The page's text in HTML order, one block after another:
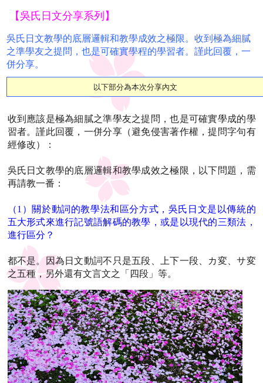
【吳氏日文分享系列】
吳氏日文教學的底層邏輯和教學成效之極限。收到極為細膩
之準學友之提問，也是可確實學程的學習者。謹此回覆，一
併分享。
以下部分為本次分享內文
收到應該是極為細膩之準學友之提問，也是可確實學成的學
習者。謹此回覆，一併分享（避免侵害著作權，提問字句有
經修改）：
吳氏日文教學的底層邏輯和教學成效之極限，以下問題，需
再請教一番：
（1）關於動詞的教學法和區分方式，吳氏日文是以傳統的
五大形式來進行記號語解碼的教學，或是以現代的三類法，
進行區分？
都不是。因為日文動詞不只是五段、上下一段、 カ変、サ変
之五種，另外還有文言文之「四段」等。